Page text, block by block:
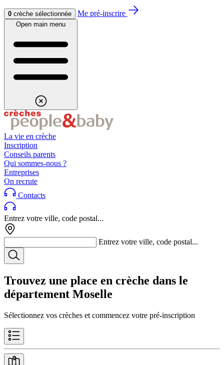
Aller au contenuAller au footer
0 crèche sélectionnée Me pré-inscrire
Open main menu
La vie en crèche
Inscription
Conseils parents
Qui sommes-nous ?
Entreprises
On recrute
Contacts
Entrez votre ville, code postal...
Entrez votre ville, code postal...
Trouvez une place en crèche dans le
département Moselle
Sélectionnez vos crèches et commencez votre pré-inscription